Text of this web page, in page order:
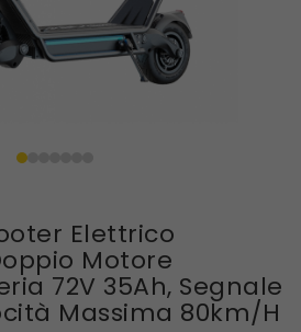
Elettrico
Motore
72V 35Ah, Segnale
Massima 80km/h